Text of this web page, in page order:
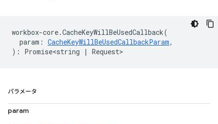
workbox-core.CacheKeyWillBeUsedCallback(
param : CacheKeyWillBeUsedCallbackParam,
) : Promise<string | Request>
パラメータ
param